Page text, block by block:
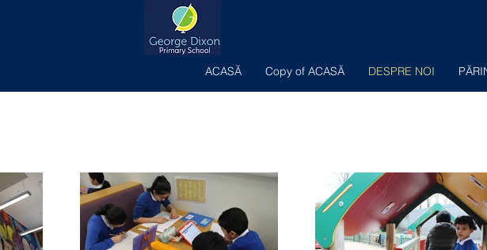
ACASĂ Copy of ACASĂ DESPRE NOI